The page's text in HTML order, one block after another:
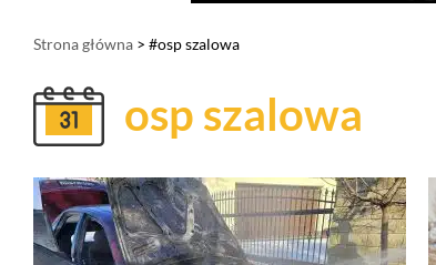
Strona główna > #osp szalowa
osp szalowa